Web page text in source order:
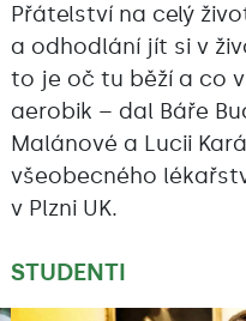
Přátelství na celý
a odhodlání jít si v
to je oč tu běží a co
aerobik – dal Báře
Malánové a Lucii
všeobecného
v Plzni UK.
STUDENTI